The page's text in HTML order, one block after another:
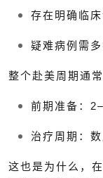
存在明确临
疑难病例需
整个赴美周期通常
前期准备：
治疗周期：
这也是为什么，